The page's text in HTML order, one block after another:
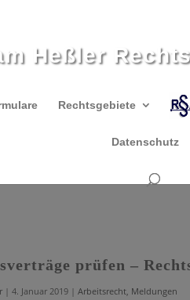
Heßler
Rechtsgebiete
Datenschutz
prüfen –
| 4. Januar 2019| Arbeitsrecht, Meldungen